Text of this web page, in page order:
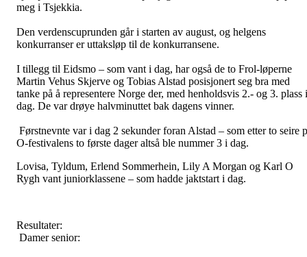
meg i Tsjekkia.
Den verdenscuprunden går i starten av august, og helgens
konkurranser er uttaksløp til de konkurransene.
I tillegg til Eidsmo – som vant i dag, har også de to Frol-løperne
Martin Vehus Skjerve og Tobias Alstad posisjonert seg bra med
tanke på å representere Norge der, med henholdsvis 2.- og 3. plass i
dag. De var drøye halvminuttet bak dagens vinner.
Førstnevnte var i dag 2 sekunder foran Alstad – som etter to seire
O-festivalens to første dager altså ble nummer 3 i dag.
Lovisa, Tyldum, Erlend Sommerhein, Lily A Morgan og Karl O
Rygh vant juniorklassene – som hadde jaktstart i dag.
Resultater:
Damer senior: